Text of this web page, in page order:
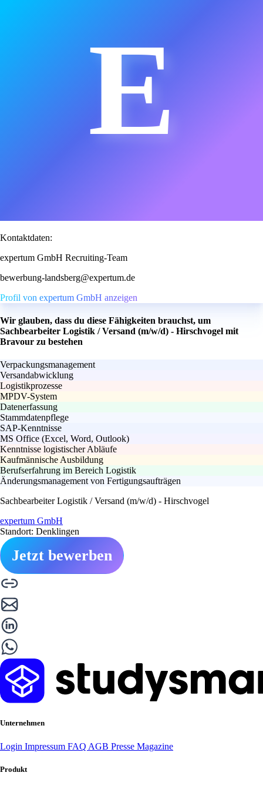
E
Kontaktdaten:
expertum GmbH Recruiting-Team
bewerbung-landsberg@expertum.de
Profil von expertum GmbH anzeigen
Wir glauben, dass du diese Fähigkeiten brauchst, um
Sachbearbeiter Logistik / Versand (m/w/d) - Hirschvogel mit
Bravour zu bestehen
Verpackungsmanagement
Versandabwicklung
Logistikprozesse
MPDV-System
Datenerfassung
Stammdatenpflege
SAP-Kenntnisse
MS Office (Excel, Word, Outlook)
Kenntnisse logistischer Abläufe
Kaufmännische Ausbildung
Berufserfahrung im Bereich Logistik
Änderungsmanagement von Fertigungsaufträgen
Sachbearbeiter Logistik / Versand (m/w/d) - Hirschvogel
expertum GmbH
Standort: Denklingen
Jetzt bewerben
Unternehmen
Login Impressum FAQ AGB Presse Magazine
Produkt